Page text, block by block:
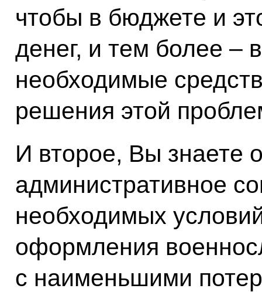
чтобы в бюджете и
денег, и тем более –
необходимые
решения этой
И второе, Вы знаете
административное
необходимых
оформления
с наименьшими